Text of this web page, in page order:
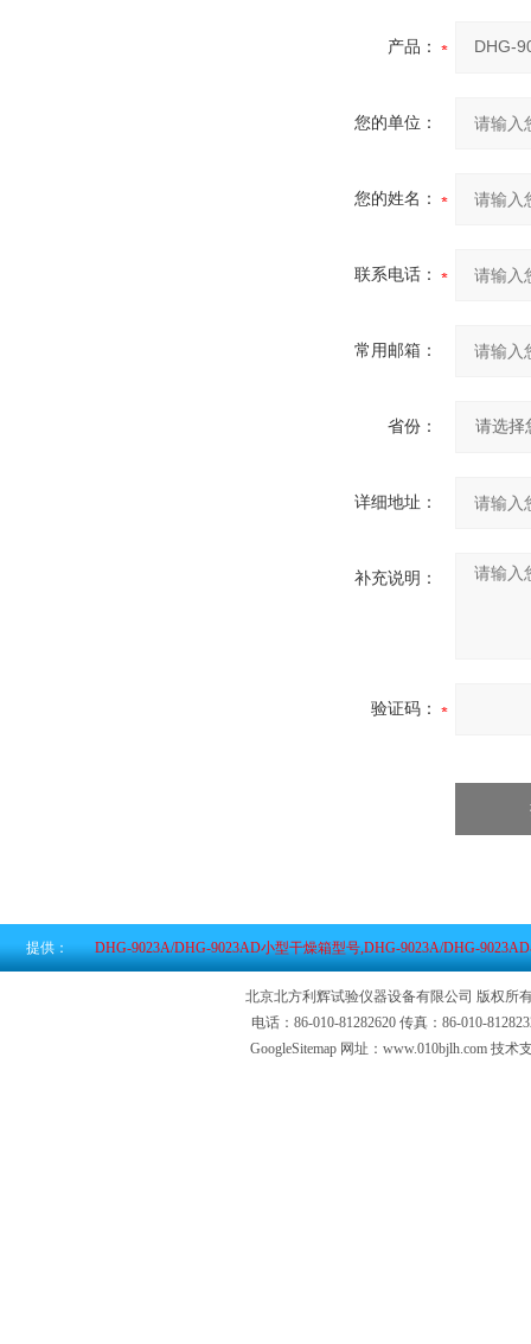
产品：
您的单位：
您的姓名：
联系电话：
常用邮箱：
省份：
详细地址：
补充说明：
验证码：
提供： DHG-9023A/DHG-9023AD小型干燥箱型号,DHG-9023A/DHG-
北京北方利辉试验仪器设备有限公司 版权所
电话：86-010-81282620 传真：86-010-
GoogleSitemap网址：www.010bjlh.com 技术